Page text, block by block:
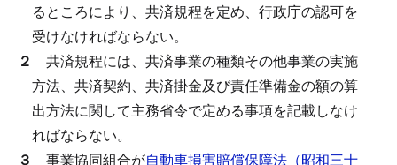
るところにより、共済規程を定め、行政庁の認可を
受けなければならない。
２ 共済規程には、共済事業の種類その他事業の実施
方法、共済契約、共済掛金及び責任準備金の額の算
出方法に関して主務省令で定める事項を記載しなけ
ればならない。
３ 事業協同組合が自動車損害賠償保障法（昭和三十